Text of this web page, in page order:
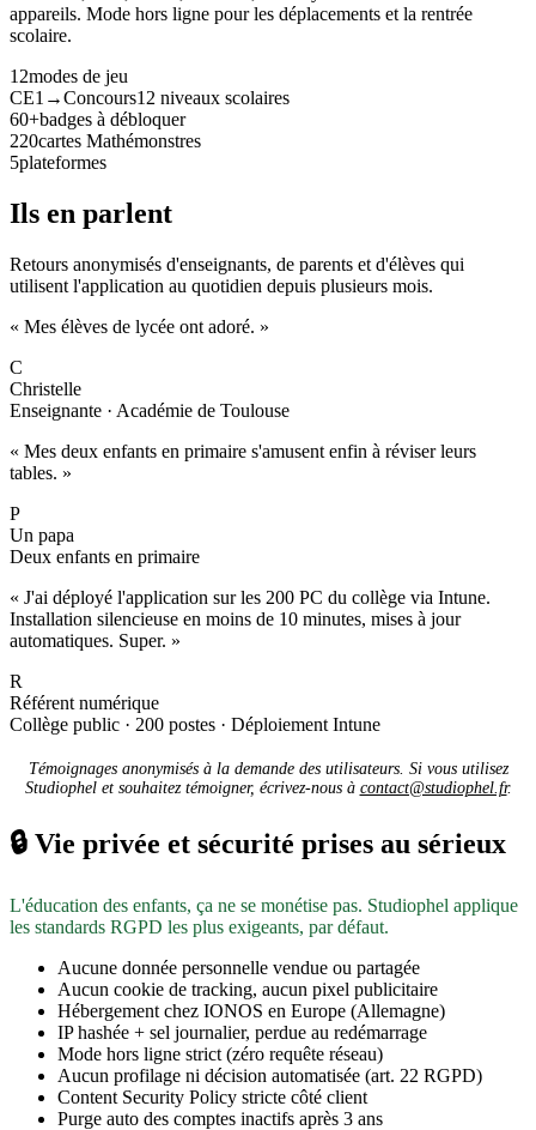
appareils. Mode hors ligne pour les déplacements et la rentrée
scolaire.
12modes de jeu
CE1→Concours12 niveaux scolaires
60+badges à débloquer
220cartes Mathémonstres
5plateformes
Ils en parlent
Retours anonymisés d'enseignants, de parents et d'élèves qui
utilisent l'application au quotidien depuis plusieurs mois.
« Mes élèves de lycée ont adoré. »
C
Christelle
Enseignante · Académie de Toulouse
« Mes deux enfants en primaire s'amusent enfin à réviser leurs
tables. »
P
Un papa
Deux enfants en primaire
« J'ai déployé l'application sur les 200 PC du collège via Intune.
Installation silencieuse en moins de 10 minutes, mises à jour
automatiques. Super. »
R
Référent numérique
Collège public · 200 postes · Déploiement Intune
Témoignages anonymisés à la demande des utilisateurs. Si vous utilisez
Studiophel et souhaitez témoigner, écrivez-nous à contact@studiophel.fr.
🔒 Vie privée et sécurité prises au sérieux
L'éducation des enfants, ça ne se monétise pas. Studiophel applique
les standards RGPD les plus exigeants, par défaut.
Aucune donnée personnelle vendue ou partagée
Aucun cookie de tracking, aucun pixel publicitaire
Hébergement chez IONOS en Europe (Allemagne)
IP hashée + sel journalier, perdue au redémarrage
Mode hors ligne strict (zéro requête réseau)
Aucun profilage ni décision automatisée (art. 22 RGPD)
Content Security Policy stricte côté client
Purge auto des comptes inactifs après 3 ans